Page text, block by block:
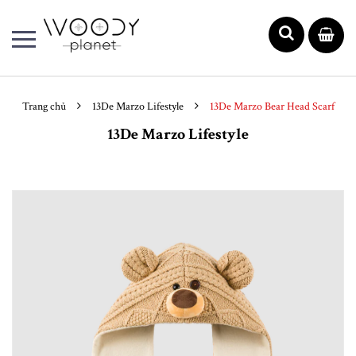
Trang chủ 13De Marzo Lifestyle 13De Marzo Bear Head Scarf
13De Marzo Lifestyle